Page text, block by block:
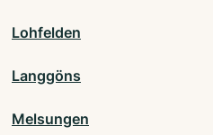
Lohfelden
Langgöns
Melsungen